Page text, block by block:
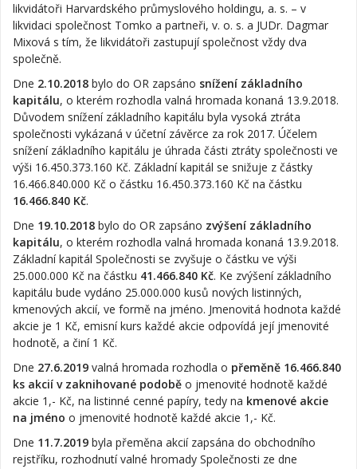
likvidátoři Harvardského průmyslového holdingu, a. s. – v
likvidaci společnost Tomko a partneři, v. o. s. a JUDr. Dagmar
Mixová s tím, že likvidátoři zastupují společnost vždy dva
společně.
Dne 2.10.2018 bylo do OR zapsáno snížení základního
kapitálu, o kterém rozhodla valná hromada konaná 13.9.2018.
Důvodem snížení základního kapitálu byla vysoká ztráta
společnosti vykázaná v účetní závěrce za rok 2017. Účelem
snížení základního kapitálu je úhrada části ztráty společnosti ve
výši 16.450.373.160 Kč. Základní kapitál se snižuje z částky
16.466.840.000 Kč o částku 16.450.373.160 Kč na částku
16.466.840 Kč.
Dne 19.10.2018 bylo do OR zapsáno zvýšení základního
kapitálu, o kterém rozhodla valná hromada konaná 13.9.2018.
Základní kapitál Společnosti se zvyšuje o částku ve výši
25.000.000 Kč na částku 41.466.840 Kč. Ke zvýšení základního
kapitálu bude vydáno 25.000.000 kusů nových listinných,
kmenových akcií, ve formě na jméno. Jmenovitá hodnota každé
akcie je 1 Kč, emisní kurs každé akcie odpovídá její jmenovité
hodnotě, a činí 1 Kč.
Dne 27.6.2019 valná hromada rozhodla o přeměně 16.466.840
ks akcií v zaknihované podobě o jmenovité hodnotě každé
akcie 1,- Kč, na listinné cenné papíry, tedy na kmenové akcie
na jméno o jmenovité hodnotě každé akcie 1,- Kč.
Dne 11.7.2019 byla přeměna akcií zapsána do obchodního
rejstříku, rozhodnutí valné hromady Společnosti ze dne